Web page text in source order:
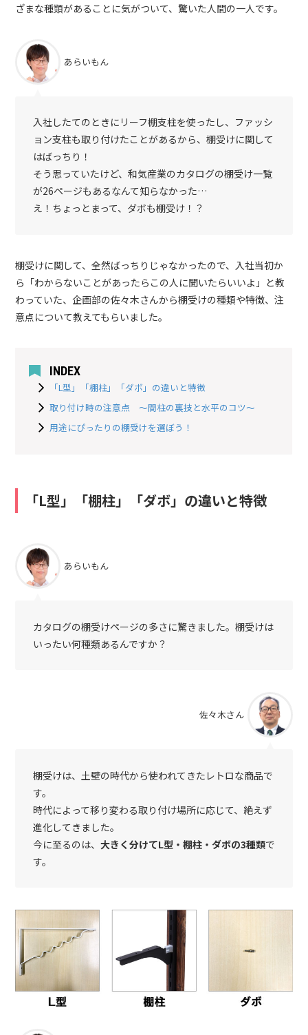
ざまな種類があることに気がついて、驚いた人間の一人です。
あらいもん
入社したてのときにリーフ棚支柱を使ったし、ファッシ
ョン支柱も取り付けたことがあるから、棚受けに関して
はばっちり！
そう思っていたけど、和気産業のカタログの棚受け一覧
が26ページもあるなんて知らなかった…
え！ちょっとまって、ダボも棚受け！？
棚受けに関して、全然ばっちりじゃなかったので、入社当初か
ら「わからないことがあったらこの人に聞いたらいいよ」と教
わっていた、企画部の佐々木さんから棚受けの種類や特徴、注
意点について教えてもらいました。
INDEX
「L型」「棚柱」「ダボ」の違いと特徴
取り付け時の注意点 ～間柱の裏技と水平のコツ～
用途にぴったりの棚受けを選ぼう！
「L型」「棚柱」「ダボ」の違いと特徴
あらいもん
カタログの棚受けページの多さに驚きました。棚受けは
いったい何種類あるんですか？
佐々木さん
棚受けは、土壁の時代から使われてきたレトロな商品で
す。
時代によって移り変わる取り付け場所に応じて、絶えず
進化してきました。
今に至るのは、 大きく分けてL型・棚柱・ダボの3種類で
す。